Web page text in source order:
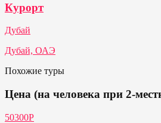
Курорт
Дубай
Дубай, ОАЭ
Похожие туры
Цена (на человека при 2-
50300Р